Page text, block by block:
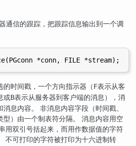
通信的跟踪，把跟踪信息输出到一个调
的时间戳，一个方向指示器（F表示从客
或B表示从服务器到客户端的消息），消
息内容。 非消息内容字段（时间戳、
型）由一个制表符分隔。 消息内容用空
用双引号括起来，而用作数据值的字符
不可打印的字符被打印为十六进制转